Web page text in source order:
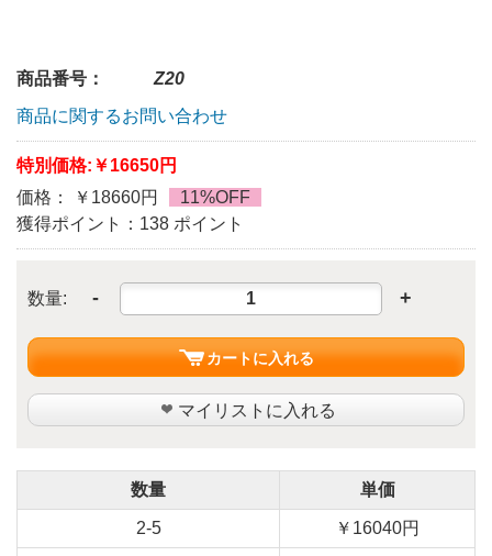
商品番号：
Z20
商品に関するお問い合わせ
特別価格: ￥16650円
価格： ￥18660円
11%OFF
獲得ポイント：138 ポイント
数量: - +
カートに入れる
マイリストに入れる
数量 単価
2-5 ￥16040円